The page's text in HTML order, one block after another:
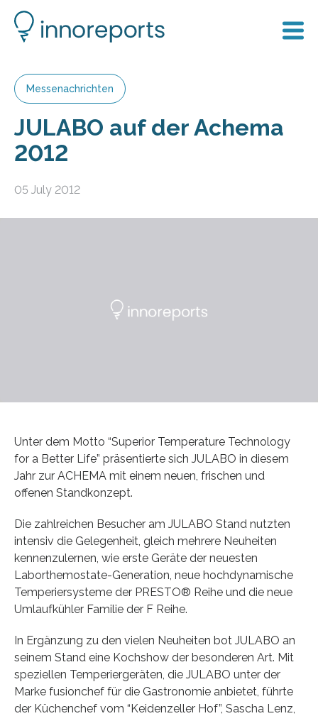
Messenachrichten
JULABO auf der Achema
2012
05 July 2012
Unter dem Motto “Superior Temperature Technology
for a Better Life” präsentierte sich JULABO in diesem
Jahr zur ACHEMA mit einem neuen, frischen und
offenen Standkonzept.
Die zahlreichen Besucher am JULABO Stand nutzten
intensiv die Gelegenheit, gleich mehrere Neuheiten
kennenzulernen, wie erste Geräte der neuesten
Laborthemostate-Generation, neue hochdynamische
Temperiersysteme der PRESTO® Reihe und die neue
Umlaufkühler Familie der F Reihe.
In Ergänzung zu den vielen Neuheiten bot JULABO an
seinem Stand eine Kochshow der besonderen Art. Mit
speziellen Temperiergeräten, die JULABO unter der
Marke fusionchef für die Gastronomie anbietet, führte
der Küchenchef vom “Keidenzeller Hof”, Sascha Lenz,